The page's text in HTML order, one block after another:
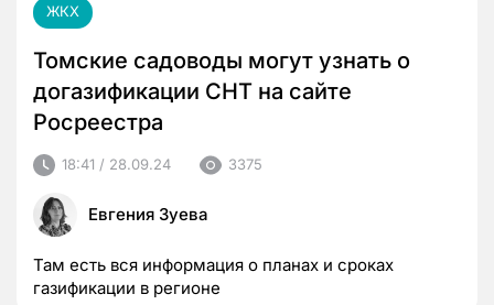
ЖКХ
Томские садоводы могут узнать о
догазификации СНТ на сайте
Росреестра
18:41 / 28.09.24 3375
Евгения Зуева
Там есть вся информация о планах и сроках
газификации в регионе